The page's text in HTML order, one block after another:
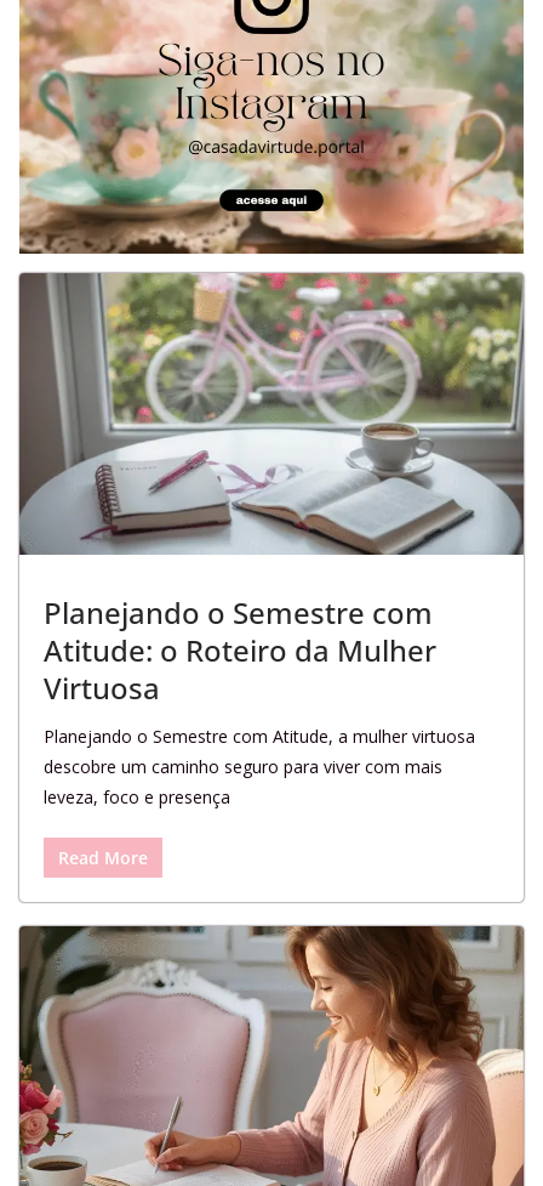
Planejando o Semestre com
Atitude: o Roteiro da Mulher
Virtuosa
Planejando o Semestre com Atitude, a mulher virtuosa
descobre um caminho seguro para viver com mais
leveza, foco e presença
Read More